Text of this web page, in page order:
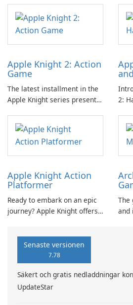
waves of enemies within a
challenging platformer
environment.
Apple Knight 2: Action
Game
The latest installment in the
Apple Knight series presents
experience that invites
players to delve into hack-
and-slash action amidst
relentless enemy hordes.
2:
LLC.
Apple Knight Action
Platformer
Ready to embark on an epic
journey? Apple Knight offers
precise touch controls, fluid
movement, and seamless
animation.
The
and
Senaste versionen
7.78
Säkert och gratis nedladdningar
UpdateStar